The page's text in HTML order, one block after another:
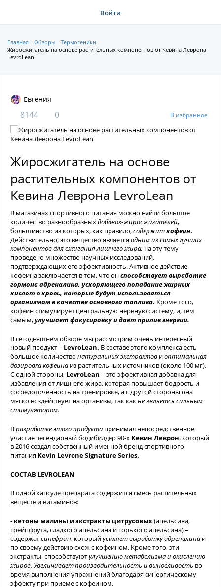
Войти
Главная Обзоры
Термогеники
Жиросжигатель на основе растительных компонентов от Кевина Леврона
LevroLean
Евгения
8144 0 В избранное
Жиросжигатель на основе
растительных компонентов от
Кевина Леврона LevroLean
В магазинах спортивного питания можно найти большое
количество разнообразныхдобавок-жиросжигателей,
большинство из которых, как правило,содержиткофеин.
Действительно, это вещество являетсяодним из самых лучших
компонентов для сжигания лишнего жира, на эту тему
проведено множество научных исследований,
подтверждающих его эффективность. Активное действие
кофеина заключается в том, что онспособствует выработке
гормона адреналина, ускоряющего попадание жирных
кислот в кровь, которые будут использоваться
организмом в качестве основного топлива. Кроме того,
кофеин стимулирует центральную нервную систему, и, тем
самым,улучшает фокусировку и дает прилив энергии.
В сегодняшнем обзоре мы рассмотрим очень интересный
новый продукт – LevroLean. В составе этого комплекса есть
большое количество натуральных экстрактов иоптимальная
дозировка кофеина из растительных источников (около 100 мг).
С одной стороны, LevroLean – это эффективная добавка для
избавления от лишнего жира, которая повышает бодрость и
сосредоточенность на тренировке, а с другой стороны она
мягко воздействует на организм, так какне является сильным
стимулятором.
Вразработке этого продукта принимал непосредственное
участие легендарный бодибилдер 90-х Кевин Леврон, который
в 2016 создал собственный именной бренд спортивного
питания Kevin Levrone Signature Series.
СОСТАВ LEVROLEAN
В одной капсуле препарата содержится смесь растительных
веществ и витаминов:
- кетоны малины и экстракты цитрусовых(апельсина,
грейпфрута, сладкого апельсина и горького апельсина) –
содержатсинефрин, которыйусиляет выработку адреналина и
по своему действию схож с кофеином. Кроме того, эти
экстракты способствуютулучшению метаболизма и окислению
жиров. Увеличивает производительность и выносливость во
время выполнения упражнений благодаря синергическому
эффекту при приеме с кофеином.